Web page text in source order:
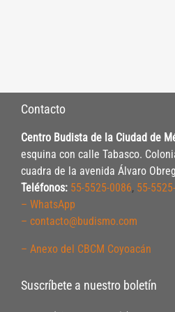
Contacto
Centro Budista de la Ciudad de
esquina con calle Tabasco.
cuadra de la avenida Álvaro
Teléfonos: 55-5525-0086, 55-
– WhatsApp
– contacto@budismo.com
– Anexo del CBCM Coyoacán
Suscríbete a nuestro boletín